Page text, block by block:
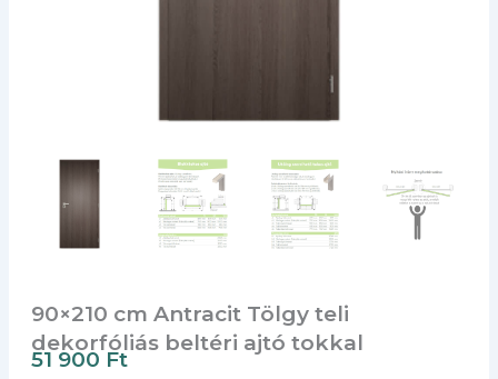
90×210 cm Antracit Tölgy teli
dekorfóliás beltéri ajtó tokkal
51 900 Ft